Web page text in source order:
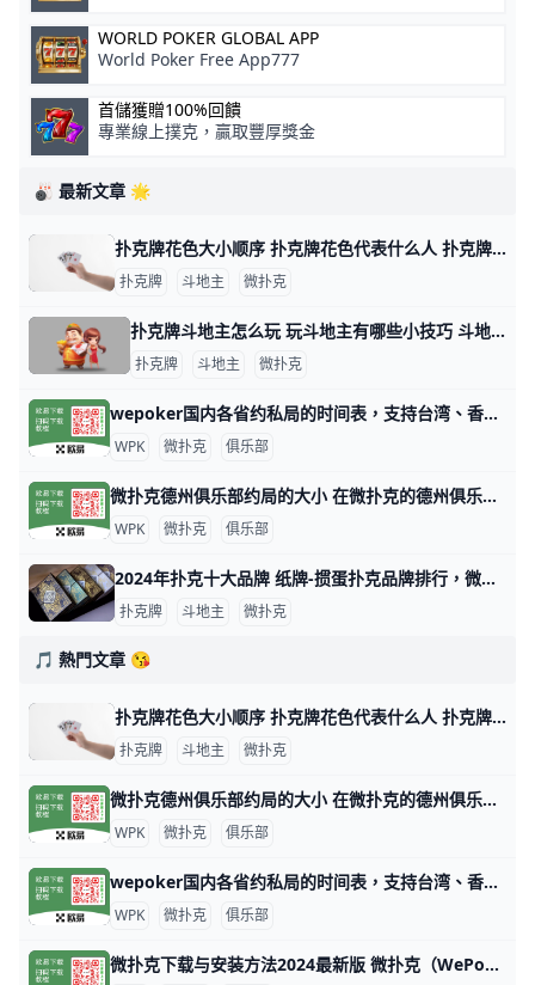
WORLD POKER GLOBAL APP
World Poker Free App777
首儲獲贈100%回饋
專業線上撲克，贏取豐厚獎金
🎳 最新文章 🌟
扑克牌花色大小顺序 扑克牌花色代表什么人 扑克牌分为四种花色：黑桃、方块、梅花和红桃，但各国人民都以本国民族文化对四种花色给予不同的文化阐述，比如说，中国人将四种花色理解为春、夏、秋
扑克牌 斗地主 微扑克
扑克牌斗地主怎么玩 玩斗地主有哪些小技巧 斗地主游戏玩法指南 扑克牌斗地主是一种三人玩的争先型牌类游戏，每局牌有一个玩家是“地主”，独自对抗另两个组成同盟的玩家。斗地主玩法比较简单，发牌时，庄家先从牌堆
扑克牌 斗地主 微扑克
wepoker国内各省约私局的时间表，支持台湾、香港、澳门 WePoker（中文名：微扑克）是一个在线德州扑克平台，俱乐部提供各种级别的约局服务。WePoker的约私局时间表大致如下：本俱乐部支持台湾
WPK 微扑克 俱乐部
微扑克德州俱乐部约局的大小 在微扑克的德州俱乐部中，约局的大小通常取决于多个因素，包括玩家的资金实力、俱乐部的规则以及所选择的游戏类型。以下是一些关于微扑克德州俱乐部约
WPK 微扑克 俱乐部
2024年扑克十大品牌 纸牌-掼蛋扑克品牌排行，微扑克牌哪个牌子好 2024年扑克十大品牌 十大扑克品牌排行榜，纸牌-掼蛋扑克品牌排行，扑克牌哪个牌子好 扑克什么牌子好？经专业评测的2024年扑克十大品牌名单发布
扑克牌 斗地主 微扑克
🎵 熱門文章 😘
扑克牌花色大小顺序 扑克牌花色代表什么人 扑克牌分为四种花色：黑桃、方块、梅花和红桃，但各国人民都以本国民族文化对四种花色给予不同的文化阐述，比如说，中国人将四种花色理解为春、夏、秋
扑克牌 斗地主 微扑克
微扑克德州俱乐部约局的大小 在微扑克的德州俱乐部中，约局的大小通常取决于多个因素，包括玩家的资金实力、俱乐部的规则以及所选择的游戏类型。以下是一些关于微扑克德州俱乐部约
WPK 微扑克 俱乐部
wepoker国内各省约私局的时间表，支持台湾、香港、澳门 WePoker（中文名：微扑克）是一个在线德州扑克平台，俱乐部提供各种级别的约局服务。WePoker的约私局时间表大致如下：本俱乐部支持台湾
WPK 微扑克 俱乐部
微扑克下载与安装方法2024最新版 微扑克（WePoker）是一款流行的德州扑克应用程序，可以在多个平台上下载和安装。以下是下载和安装微扑克的主要方法： 安卓设备安装 安卓用户可以